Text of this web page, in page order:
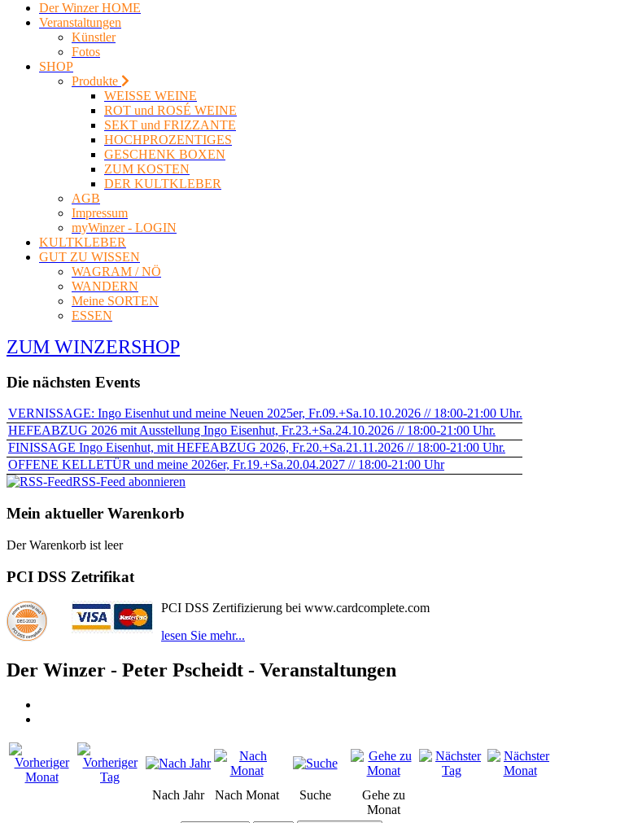
Der Winzer HOME
Veranstaltungen
Künstler
Fotos
SHOP
Produkte
WEISSE WEINE
ROT und ROSÉ WEINE
SEKT und FRIZZANTE
HOCHPROZENTIGES
GESCHENK BOXEN
ZUM KOSTEN
DER KULTKLEBER
AGB
Impressum
myWinzer - LOGIN
KULTKLEBER
GUT ZU WISSEN
WAGRAM / NÖ
WANDERN
Meine SORTEN
ESSEN
ZUM WINZERSHOP
Die nächsten Events
VERNISSAGE: Ingo Eisenhut und meine Neuen 2025er, Fr.09.+Sa.10.10.2026 // 18:00-21:00 Uhr.
HEFEABZUG 2026 mit Ausstellung Ingo Eisenhut, Fr.23.+Sa.24.10.2026 // 18:00-21:00 Uhr.
FINISSAGE Ingo Eisenhut, mit HEFEABZUG 2026, Fr.20.+Sa.21.11.2026 // 18:00-21:00 Uhr.
OFFENE KELLETÜR und meine 2026er, Fr.19.+Sa.20.04.2027 // 18:00-21:00 Uhr
RSS-Feed abonnieren
Mein aktueller Warenkorb
Der Warenkorb ist leer
PCI DSS Zetrifikat
PCI DSS Zertifizierung bei www.cardcomplete.com
lesen Sie mehr...
Der Winzer - Peter Pscheidt - Veranstaltungen
Nach Jahr Nach Monat Suche
Gehe zu
Monat